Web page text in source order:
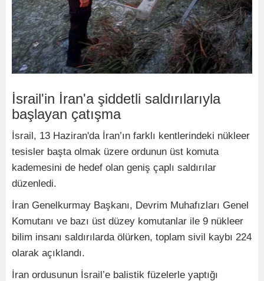
⁠İsrail'in İran'a şiddetli saldırılarıyla
başlayan çatışma
İsrail, 13 Haziran'da İran’ın farklı kentlerindeki nükleer
tesisler başta olmak üzere ordunun üst komuta
kademesini de hedef olan geniş çaplı saldırılar
düzenledi.
İran Genelkurmay Başkanı, Devrim Muhafızları Genel
Komutanı ve bazı üst düzey komutanlar ile 9 nükleer
bilim insanı saldırılarda ölürken, toplam sivil kaybı 224
olarak açıklandı.
İran ordusunun İsrail’e balistik füzelerle yaptığı